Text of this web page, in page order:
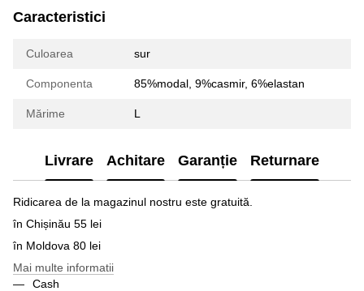
Caracteristici
Culoarea sur
Componenta 85%modal, 9%casmir, 6%elastan
Mărime L
Livrare Achitare Garanție Returnare
Ridicarea de la magazinul nostru este gratuită.
în Chișinău 55 lei
în Moldova 80 lei
Mai multe informatii
Cash